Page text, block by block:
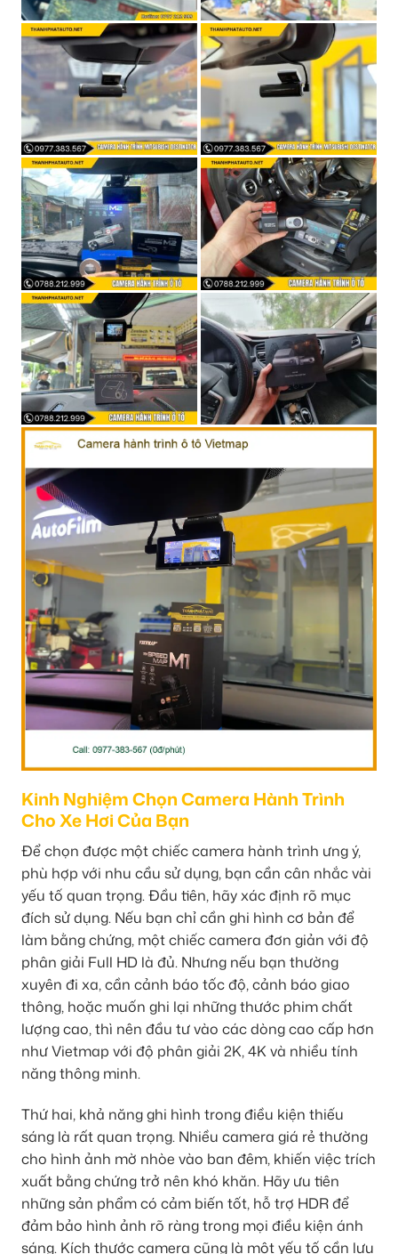
Kinh Nghiệm Chọn Camera Hành Trình
Cho Xe Hơi Của Bạn
Để chọn được một chiếc camera hành trình ưng ý,
phù hợp với nhu cầu sử dụng, bạn cần cân nhắc vài
yếu tố quan trọng. Đầu tiên, hãy xác định rõ mục
đích sử dụng. Nếu bạn chỉ cần ghi hình cơ bản để
làm bằng chứng, một chiếc camera đơn giản với độ
phân giải Full HD là đủ. Nhưng nếu bạn thường
xuyên đi xa, cần cảnh báo tốc độ, cảnh báo giao
thông, hoặc muốn ghi lại những thước phim chất
lượng cao, thì nên đầu tư vào các dòng cao cấp hơn
như Vietmap với độ phân giải 2K, 4K và nhiều tính
năng thông minh.
Thứ hai, khả năng ghi hình trong điều kiện thiếu
sáng là rất quan trọng. Nhiều camera giá rẻ thường
cho hình ảnh mờ nhòe vào ban đêm, khiến việc trích
xuất bằng chứng trở nên khó khăn. Hãy ưu tiên
những sản phẩm có cảm biến tốt, hỗ trợ HDR để
đảm bảo hình ảnh rõ ràng trong mọi điều kiện ánh
sáng. Kích thước camera cũng là một yếu tố cần lưu